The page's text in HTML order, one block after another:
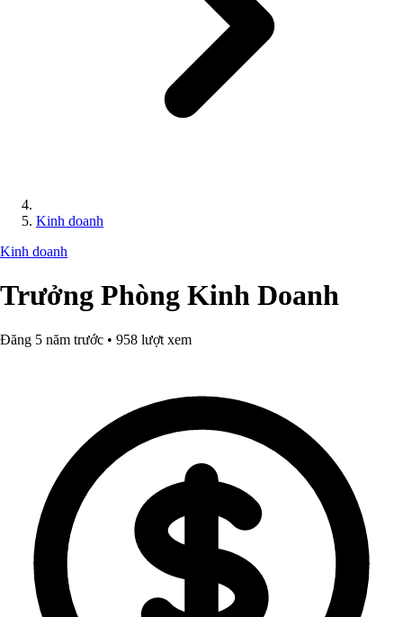
Kinh doanh
Kinh doanh
Trưởng Phòng Kinh Doanh
Đăng 5 năm trước • 958 lượt xem